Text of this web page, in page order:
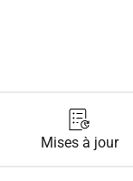
Mises à jour